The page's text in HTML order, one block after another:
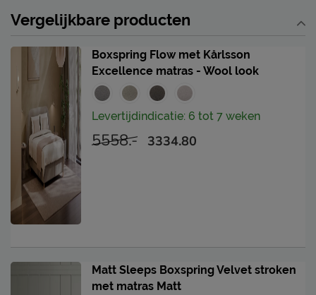
Vergelijkbare producten
Boxspring Flow met Kårlsson
Excellence matras - Wool look
Levertijdindicatie: 6 tot 7 weken
5558.- 3334.80
Matt Sleeps Boxspring Velvet stroken
met matras Matt